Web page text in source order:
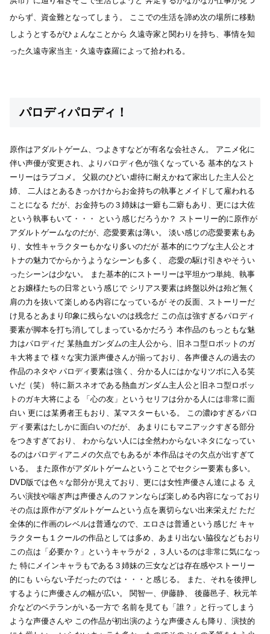
からず、資金難となってしまう。
ここでの生活を諦め次の場所に移動
しようとするがひょんなことから 久遠寺家と関わりを持ち、事情を知
った久遠寺家当主・久遠寺森羅によって拾われる。
パロディパロディ！
原作はアダルトゲーム、つよきすなどが有名な会社さん。
アニメ化に
伴い声優が変更され、よりパロディ色が強くなっている 基本的なスト
ーリーはラブコメ。
父親のひどい虐待に耐えかねて家出した主人公と
姉、
二人はとあるきっかけからお金持ちの執事とメイドして雇われる
ことになる だが、お金持ちの３姉妹は一癖も二癖もあり、更には大佐
という執事もいて・・・
という感じだろうか？ ストーリー的に原作が
アダルトゲームなのだが、恋愛要素は薄い。
淡い感じの恋愛要素もあ
り、女性キャラクターもかなり多いのだが 基本的にウブな主人公とオ
トナの魅力でからかうようなシーンも多く、
恋愛の駆け引きやそうい
ったシーンは少ない。
また基本的にストーリーは平坦かつ単純、執事
とお嬢様たちの日常という感じで シリアス要素は終盤以外は殆ど無く
肩の力を抜いて楽しめる内容になっているが その反面、ストーリーだ
け見るとあまり印象に残らないのは残念だ この点は強すぎるパロディ
要素が脚本を打ち消してしまっているかだろう 本作品のもっともな魅
力はパロディだ 某熱血ガンダムの主人公から、旧ネコ型ロボットのガ
キ大将まで 様々な実力派声優さんが揃っており、各声優さんの過去の
作品のネタや パロディ要素は強く、分かる人にはかなりツボに入る笑
いだ（笑）
特に新スネオである熱血ガンダム主人公と旧ネコ型ロボッ
トのガキ大将による 「心の友」というセリフは分かる人には非常に面
白い 更には某勇者王もおり、某マスターもいる。
この濃ゆすぎるパロ
ディ要素はたしかに面白いのだが、
あまりにもマニアックすぎる部分
をつきすぎており、
わからない人には全然わからないネタになってい
るのはパロディアニメの欠点でもあるが 本作品はその欠点が出すぎて
いる。
また原作がアダルトゲームということでセクシー要素も多い。
DVD版では色々な部分が見えており、更には女性声優さん達による え
ろい演技や喘ぎ声は声優さんのファンならば楽しめる内容になっており
その点は原作がアダルトゲームという点を裏切らない出来栄えだ ただ
全体的に作画のレベルは普通なので、エロさは普通という感じだ キャ
ラクターも１クールの作品としては多め、あまり出ない脇役などもおり
この点は「必要か？」というキャラが２，３人いるのは非常に気になっ
た 特にメインキャラもである３姉妹の三女などは存在感やストーリー
的にも いらない子だったのでは・・・と感じる。
また、それを後押し
するように声優さんの幅が広い。
関智一、伊藤静、 後藤邑子、秋元羊
介などのベテランがいる一方で 名前を見ても「誰？」と行ってしまう
ような声優さんや この作品が初出演のような声優さんも降り、演技的